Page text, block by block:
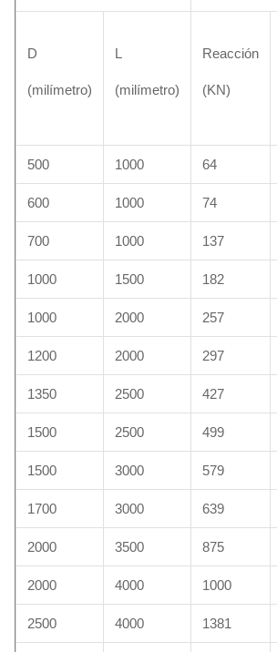
D
(milímetro)
L
(milímetro)
Reacción
(KN)
500 1000 64
600 1000 74
700 1000 137
1000 1500 182
1000 2000 257
1200 2000 297
1350 2500 427
1500 2500 499
1500 3000 579
1700 3000 639
2000 3500 875
2000 4000 1000
2500 4000 1381